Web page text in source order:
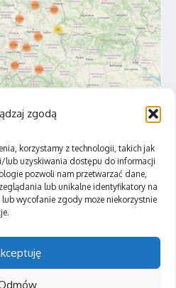
zgodą
korzystamy z technologii, takich jak
lub uzyskiwania dostępu do informacji
pozwoli nam przetwarzać dane,
lub unikalne identyfikatory na
wycofanie zgody może niekorzystnie